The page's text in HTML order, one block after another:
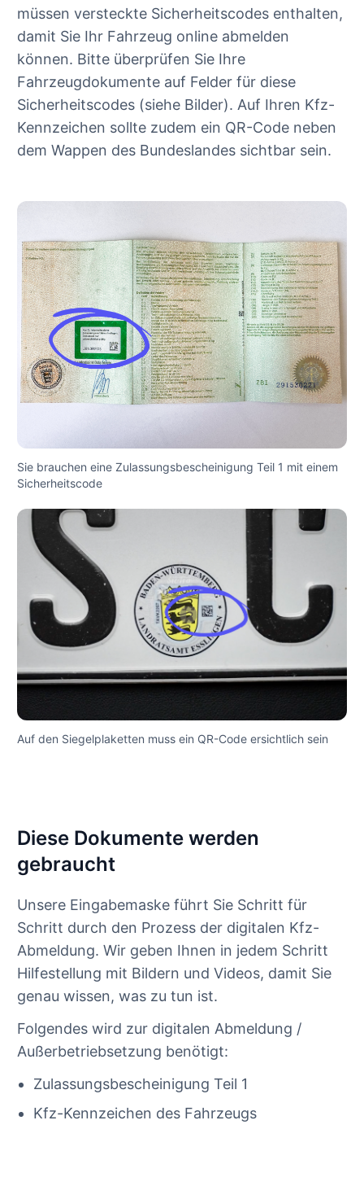
müssen versteckte Sicherheitscodes enthalten,
damit Sie Ihr Fahrzeug online abmelden
können. Bitte überprüfen Sie Ihre
Fahrzeugdokumente auf Felder für diese
Sicherheitscodes (siehe Bilder). Auf Ihren Kfz-
Kennzeichen sollte zudem ein QR-Code neben
dem Wappen des Bundeslandes sichtbar sein.
Sie brauchen eine Zulassungsbescheinigung Teil 1 mit einem
Sicherheitscode
Auf den Siegelplaketten muss ein QR-Code ersichtlich sein
Diese Dokumente werden
gebraucht
Unsere Eingabemaske führt Sie Schritt für
Schritt durch den Prozess der digitalen Kfz-
Abmeldung. Wir geben Ihnen in jedem Schritt
Hilfestellung mit Bildern und Videos, damit Sie
genau wissen, was zu tun ist.
Folgendes wird zur digitalen Abmeldung /
Außerbetriebsetzung benötigt:
Zulassungsbescheinigung Teil 1
Kfz-Kennzeichen des Fahrzeugs